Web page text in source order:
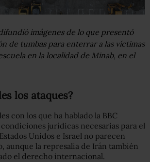
imágenes de lo que presentó
de tumbas para enterrar a las víctimas
en la localidad de Minab, en el
los ataques?
con los que ha hablado la BBC
jurídicas necesarias para el
Unidos e Israel no parecen
aunque la represalia de Irán también
el derecho internacional.